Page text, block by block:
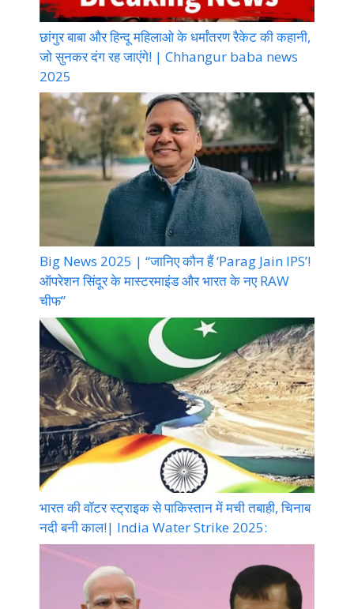
छांगुर बाबा और हिन्दू महिलाओ के धर्मांतरण रैकेट की कहानी,
जो सुनकर दंग रह जाएंगे! | Chhangur baba news
2025
Big News 2025 | “जानिए कौन हैं ‘Parag Jain IPS’!
ऑपरेशन सिंदूर के मास्टरमाइंड और भारत के नए RAW
चीफ”
भारत की वॉटर स्ट्राइक से पाकिस्तान में मची तबाही, चिनाब
नदी बनी काल!| India Water Strike 2025: